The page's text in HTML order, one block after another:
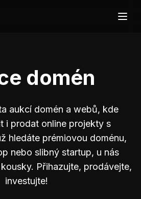
domén
aukcí domén a webů, kde
i prodat online projekty s
hledáte prémiovou doménu,
nebo slibný startup, u nás
Přihazujte, prodávejte,
investujte!